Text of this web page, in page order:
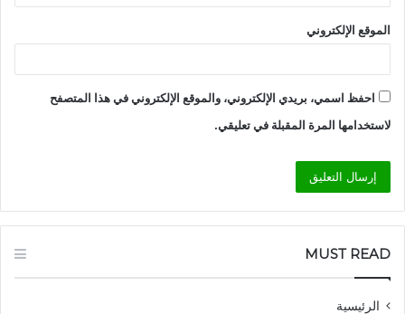
الموقع الإلكتروني
احفظ اسمي، بريدي الإلكتروني، والموقع الإلكتروني في هذا المتصفح
لاستخدامها المرة المقبلة في تعليقي.
MUST READ
الرئيسية